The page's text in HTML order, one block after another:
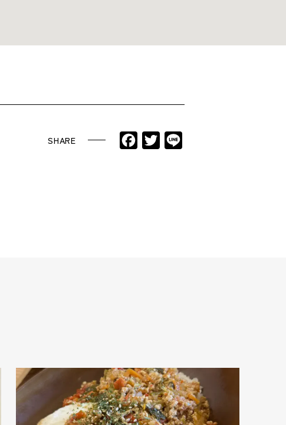
Facebook
Twitter